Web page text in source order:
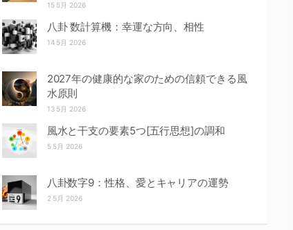
15 5月 2026
八卦 数計算機：幸運な方向、相性
14 5月 2026
2027年の健康的な家のための信頼できる風
水原則
13 5月 2026
風水と干支の要素5つ[五行思想]の調和
5 5月 2026
八卦数字9：性格、愛とキャリアの運勢
2 5月 2026